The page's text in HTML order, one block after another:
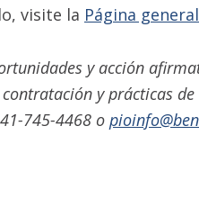
visite la Página
y acción
y prácticas
745-4468 o